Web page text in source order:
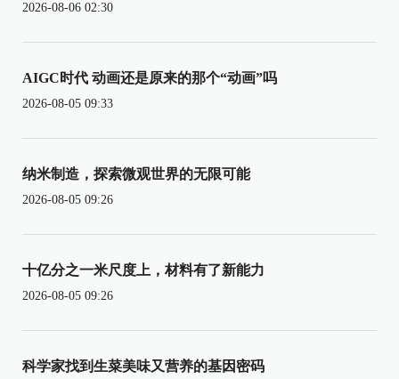
2026-08-06 02:30
AIGC时代 动画还是原来的那个“动画”吗
2026-08-05 09:33
纳米制造，探索微观世界的无限可能
2026-08-05 09:26
十亿分之一米尺度上，材料有了新能力
2026-08-05 09:26
科学家找到生菜美味又营养的基因密码